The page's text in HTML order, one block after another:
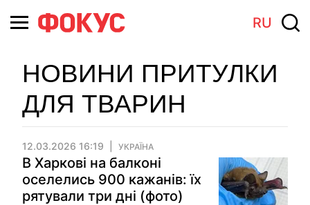
RU
НОВИНИ ПРИТУЛКИ
ДЛЯ ТВАРИН
12.03.2026 16:19 УКРАЇНА
В Харкові на балконі
оселелись 900 кажанів: їх
рятували три дні (фото)